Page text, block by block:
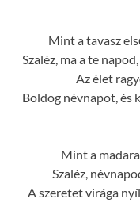
Mint a tavasz
Szaléz, ma a te
Az élet
Boldog névnapot, és
Mint a
Szaléz,
A szeretet virága